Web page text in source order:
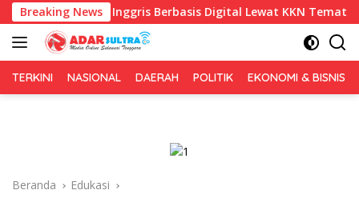
Langsung
ke
konten
Breaking News
Inggris Berbasis Digital Lewat KKN Tematik di Desa Alebo
TERKINI NASIONAL DAERAH POLITIK EKONOMI & BISNIS
Beranda Edukasi